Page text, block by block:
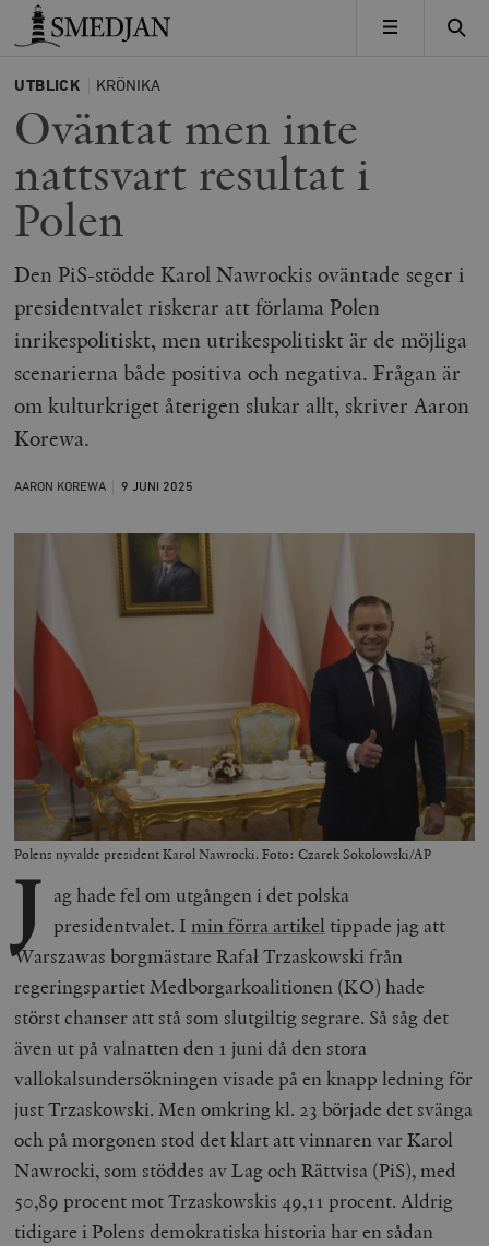
Timbro
MENY
UTBLICK KRÖNIKA
Oväntat men inte
nattsvart resultat i
Polen
Den PiS-stödde Karol Nawrockis oväntade seger i
presidentvalet riskerar att förlama Polen
inrikespolitiskt, men utrikespolitiskt är de möjliga
scenarierna både positiva och negativa. Frågan är
om kulturkriget återigen slukar allt, skriver Aaron
Korewa.
AARON KOREWA 9 JUNI 2025
Polens nyvalde president Karol Nawrocki. Foto: Czarek Sokolowski/AP
J ag hade fel om utgången i det polska
presidentvalet. I min förra artikeltippade jag att
Warszawas borgmästare Rafał Trzaskowski från
regeringspartiet Medborgarkoalitionen (KO) hade
störst chanser att stå som slutgiltig segrare. Så såg det
även ut på valnatten den 1 juni då den stora
vallokalsundersökningen visade på en knapp ledning för
just Trzaskowski. Men omkring kl. 23 började det svänga
och på morgonen stod det klart att vinnaren var Karol
Nawrocki, som stöddes av Lag och Rättvisa (PiS), med
50,89 procent mot Trzaskowskis 49,11 procent. Aldrig
tidigare i Polens demokratiska historia har en sådan